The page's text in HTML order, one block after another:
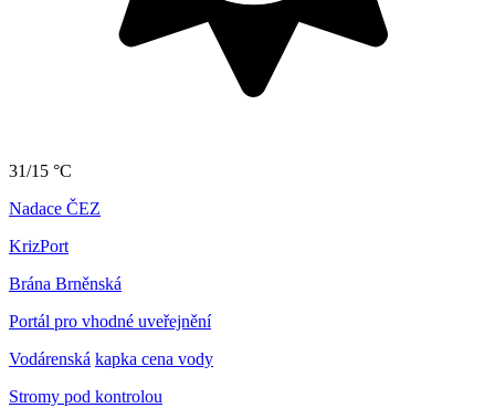
31/15 °C
Nadace ČEZ
KrizPort
Brána Brněnská
Portál pro vhodné uveřejnění
Vodárenská kapka cena vody
Stromy pod kontrolou